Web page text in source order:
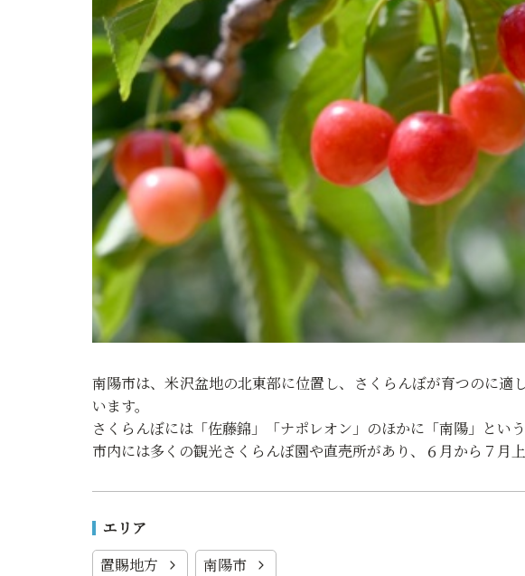
南陽市は、米沢盆地の北東部に位置し、さくらんぼが育つのに適
います。
さくらんぼには「佐藤錦」「ナポレオン」のほかに「南陽」とい
市内には多くの観光さくらんぼ園や直売所があり、６月から７月
エリア
置賜地方
南陽市